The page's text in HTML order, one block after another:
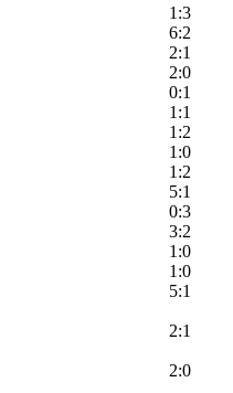
1:3
6:2
2:1
2:0
0:1
1:1
1:2
1:0
1:2
5:1
0:3
3:2
1:0
1:0
5:1
2:1
2:0